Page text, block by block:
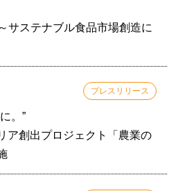
サステナブル食品市場創造に
プレスリリース
。”
ア創出プロジェクト「農業の